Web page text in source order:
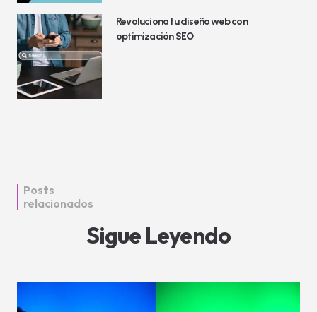
Revoluciona tu diseño web con
optimización SEO
Posts
relacionados
Sigue Leyendo